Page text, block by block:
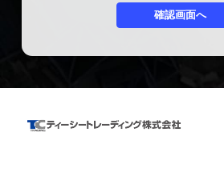
イバシーポリシーを設定し、それ
個人情報の取り扱いを致します。
1．当社は、個人情報の取得、利
適正に行い、個人情報の保護に努